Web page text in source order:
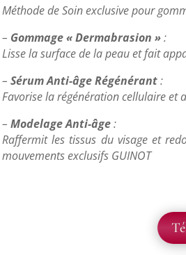
Méthode de Soin exclusive pour
– Gommage « Dermabrasion »:
Lisse la surface de la peau et fait
–Sérum Anti-âge Régénérant:
Favorise la régénération cellulaire et
–Modelage Anti-âge:
Raffermit les tissus du visage et
mouvements exclusifs GUINOT